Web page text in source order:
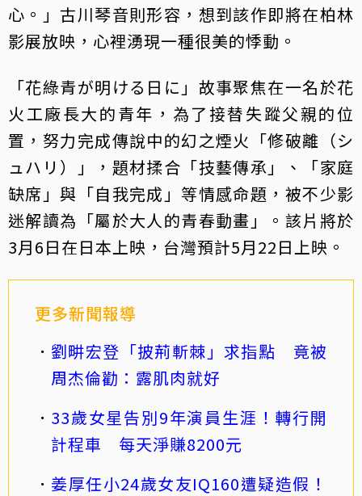
心。」古川琴音則形容，想到該作即將在柏林
影展放映，心裡湧現一種很美的悸動。
「花綠青が明ける日に」故事聚焦在一名於花
火工廠長大的青年，為了接替失蹤父親的位
置，努力完成傳說中的幻之煙火「修破離（シ
ュハリ）」，題材揉合「技藝傳承」、「家庭
缺席」與「自我完成」等情感命題，被不少影
迷解讀為「屬於大人的青春動畫」。該片將於
3月6日在日本上映，台灣預計5月22日上映。
更多新聞報導
劉畊宏登「披荊斬棘」求指點 竟被
周杰倫勸：露肌肉就好
33歲女星告別9年演員生涯！轉行開
計程車 每天淨賺8200元
姜厚任小24歲女友IQ160遭疑造假！